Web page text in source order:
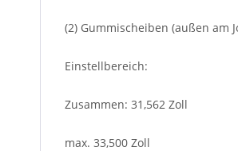
(2) Gummischeiben (außen am
Einstellbereich:
Zusammen: 31,562 Zoll
max. 33,500 Zoll